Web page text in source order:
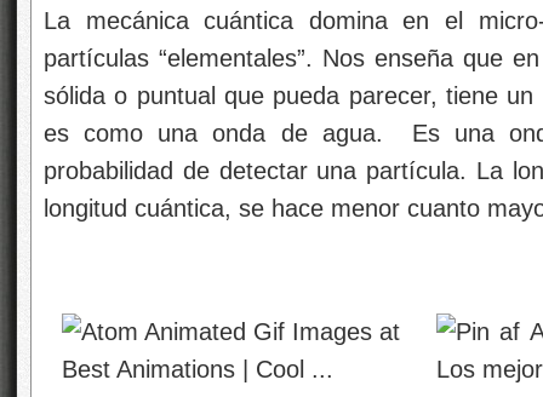
La mecánica cuántica domina en el
partículas “elementales”. Nos enseña que
sólida o puntual que pueda parecer, tiene
es como una onda de agua. Es una
probabilidad de detectar una partícula. La
longitud cuántica, se hace menor cuanto